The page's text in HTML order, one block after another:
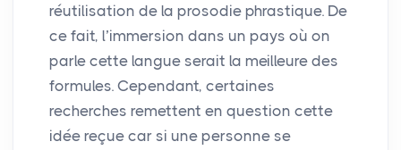
réutilisation de la prosodie phrastique. De
ce fait, l’immersion dans un pays où on
parle cette langue serait la meilleure des
formules. Cependant, certaines
recherches remettent en question cette
idée reçue car si une personne se